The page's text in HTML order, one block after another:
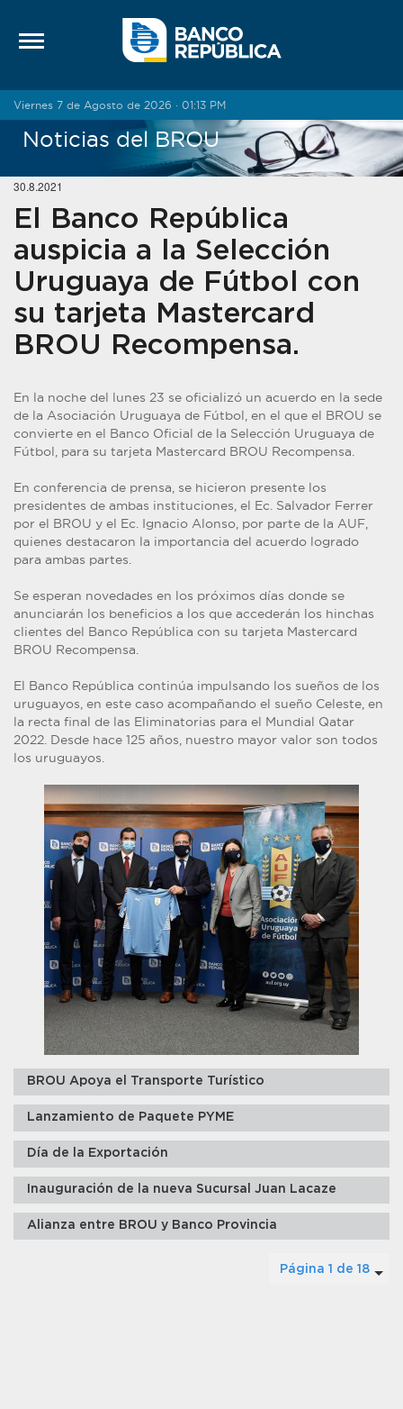
Viernes 7 de Agosto de 2026 · 01:13 PM
Noticias del BROU
30.8.2021
El Banco República
auspicia a la Selección
Uruguaya de Fútbol con
su tarjeta Mastercard
BROU Recompensa.
En la noche del lunes 23 se oficializó un acuerdo en la sede
de la Asociación Uruguaya de Fútbol, en el que el BROU se
convierte en el Banco Oficial de la Selección Uruguaya de
Fútbol, para su tarjeta Mastercard BROU Recompensa.
En conferencia de prensa, se hicieron presente los
presidentes de ambas instituciones, el Ec. Salvador Ferrer
por el BROU y el Ec. Ignacio Alonso, por parte de la AUF,
quienes destacaron la importancia del acuerdo logrado
para ambas partes.
Se esperan novedades en los próximos días donde se
anunciarán los beneficios a los que accederán los hinchas
clientes del Banco República con su tarjeta Mastercard
BROU Recompensa.
El Banco República continúa impulsando los sueños de los
uruguayos, en este caso acompañando el sueño Celeste, en
la recta final de las Eliminatorias para el Mundial Qatar
2022. Desde hace 125 años, nuestro mayor valor son todos
los uruguayos.
BROU Apoya el Transporte Turístico
Lanzamiento de Paquete PYME
Día de la Exportación
Inauguración de la nueva Sucursal Juan Lacaze
Alianza entre BROU y Banco Provincia
Página 1 de 18